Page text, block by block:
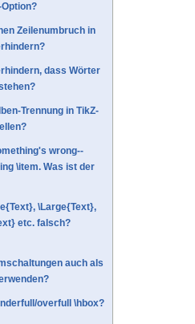
Zeilenumbruch in
dass Wörter
Trennung in TikZ-
wrong--
\item. Was ist der
\Large{Text},
etc. falsch?
auch als
overfull \hbox?